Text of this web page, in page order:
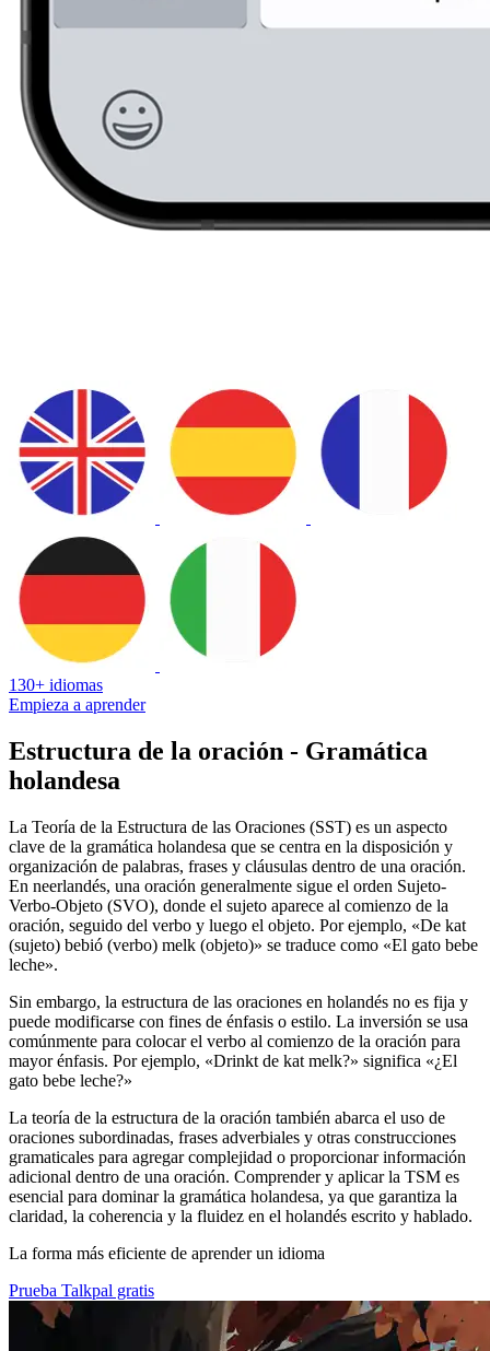
130+ idiomas
Empieza a aprender
Estructura de la oración - Gramática
holandesa
La Teoría de la Estructura de las Oraciones (SST) es un aspecto
clave de la gramática holandesa que se centra en la disposición y
organización de palabras, frases y cláusulas dentro de una oración.
En neerlandés, una oración generalmente sigue el orden Sujeto-
Verbo-Objeto (SVO), donde el sujeto aparece al comienzo de la
oración, seguido del verbo y luego el objeto. Por ejemplo, «De kat
(sujeto) bebió (verbo) melk (objeto)» se traduce como «El gato bebe
leche».
Sin embargo, la estructura de las oraciones en holandés no es fija y
puede modificarse con fines de énfasis o estilo. La inversión se usa
comúnmente para colocar el verbo al comienzo de la oración para
mayor énfasis. Por ejemplo, «Drinkt de kat melk?» significa «¿El
gato bebe leche?»
La teoría de la estructura de la oración también abarca el uso de
oraciones subordinadas, frases adverbiales y otras construcciones
gramaticales para agregar complejidad o proporcionar información
adicional dentro de una oración. Comprender y aplicar la TSM es
esencial para dominar la gramática holandesa, ya que garantiza la
claridad, la coherencia y la fluidez en el holandés escrito y hablado.
La forma más eficiente de aprender un idioma
Prueba Talkpal gratis